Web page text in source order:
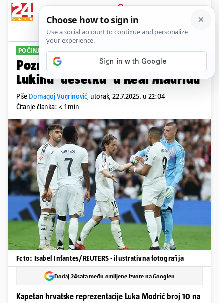
PRIJAVA
Sport Komentari
POČINJE NOVA ERA
Poznato je tko će naslijediti
Lukinu 'desetku' u Real Madridu
Piše Domagoj Vugrinović, utorak, 22.7.2025. u 22:04
Čitanje članka: < 1 min
Foto: Isabel Infantes/REUTERS - ilustrativna fotografija
Dodaj 24sata među omiljene izvore na Googleu
Kapetan hrvatske reprezentacije Luka Modrić broj 10 na